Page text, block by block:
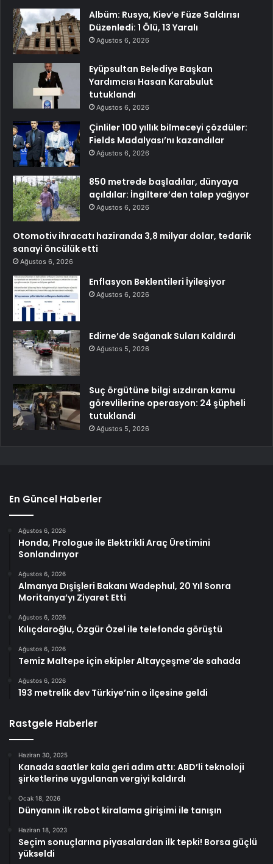
Albüm: Rusya, Kiev’e Füze Saldırısı
Düzenledi: 1 Ölü, 13 Yaralı
Ağustos 6, 2026
Eyüpsultan Belediye Başkan
Yardımcısı Hasan Karabulut
tutuklandı
Ağustos 6, 2026
Çinliler 100 yıllık bilmeceyi çözdüler:
Fields Madalyası’nı kazandılar
Ağustos 6, 2026
850 metrede başladılar, dünyaya
açıldılar: İngiltere’den talep yağıyor
Ağustos 6, 2026
Otomotiv ihracatı haziranda 3,8 milyar dolar, tedarik
sanayi öncülük etti
Ağustos 6, 2026
Enflasyon Beklentileri İyileşiyor
Ağustos 6, 2026
Edirne’de Sağanak Suları Kaldırdı
Ağustos 5, 2026
Suç örgütüne bilgi sızdıran kamu
görevlilerine operasyon: 24 şüpheli
tutuklandı
Ağustos 5, 2026
En Güncel Haberler
Ağustos 6, 2026
Honda, Prologue ile Elektrikli Araç Üretimini
Sonlandırıyor
Ağustos 6, 2026
Almanya Dışişleri Bakanı Wadephul, 20 Yıl Sonra
Moritanya’yı Ziyaret Etti
Ağustos 6, 2026
Kılıçdaroğlu, Özgür Özel ile telefonda görüştü
Ağustos 6, 2026
Temiz Maltepe için ekipler Altayçeşme’de sahada
Ağustos 6, 2026
193 metrelik dev Türkiye’nin o ilçesine geldi
Rastgele Haberler
Haziran 30, 2025
Kanada saatler kala geri adım attı: ABD’li teknoloji
şirketlerine uygulanan vergiyi kaldırdı
Ocak 18, 2026
Dünyanın ilk robot kiralama girişimi ile tanışın
Haziran 18, 2023
Seçim sonuçlarına piyasalardan ilk tepki! Borsa güçlü
yükseldi